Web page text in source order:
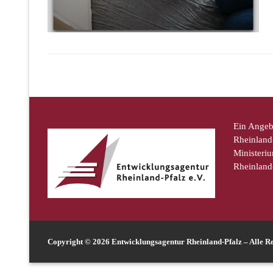
Ein
Copyright © 2026 Entwicklungsagentur Rheinland-Pfalz – Alle